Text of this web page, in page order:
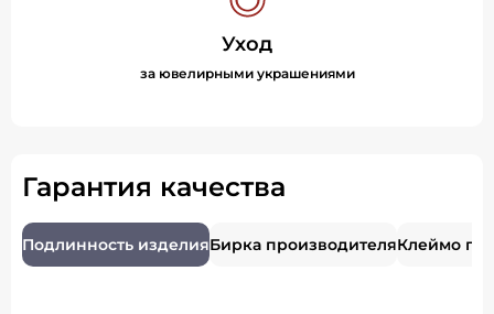
Уход
за ювелирными украшениями
Гарантия качества
Подлинность изделияБирка производителяКлеймо